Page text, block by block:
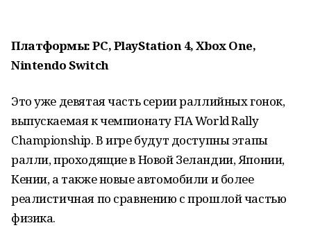
Платформы: PC, PlayStation 4, Xbox One,
Nintendo Switch
Это уже девятая часть серии раллийных гонок,
выпускаемая к чемпионату FIA World Rally
Championship. В игре будут доступны этапы
ралли, проходящие в Новой Зеландии, Японии,
Кении, а также новые автомобили и более
реалистичная по сравнению с прошлой частью
физика.